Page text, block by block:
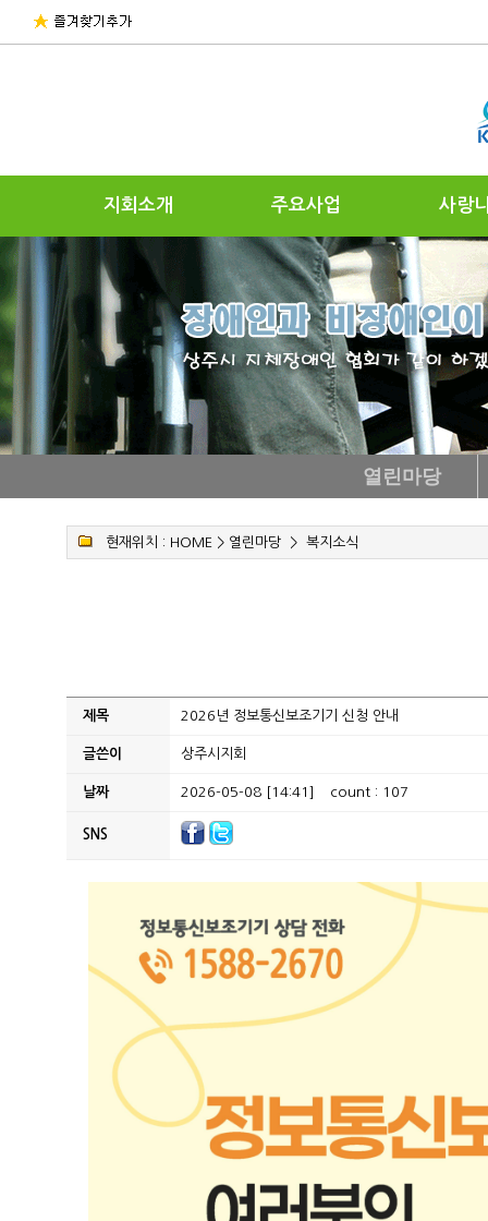
지회소개 주요사업 사랑
열린마당
현재위치 : HOME > 열린마당> 복지소식
제목 2026년 정보통신보조기기 신청 안내
글쓴이 상주시지회
날짜 2026-05-08 [14:41] count : 107
SNS